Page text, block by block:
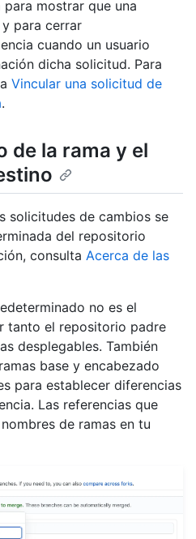
mostrar que una
para cerrar
cuando un usuario
dicha solicitud. Para
Vincular una solicitud de
.
de la rama y el
solicitudes de cambios se
del repositorio
consulta Acerca de las
no es el
tanto el repositorio padre
desplegables. También
base y encabezado
para establecer diferencias
Las referencias que
de ramas en tu